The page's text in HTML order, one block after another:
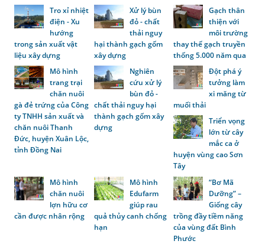
Tro xỉ nhiệt
điện - Xu
hướng
trong sản xuất vật
liệu xây dựng
Xử lý bùn
đỏ - chất
thải nguy
hại thành gạch gốm
xây dựng
Gạch thân
thiện với
môi trường
thay thế gạch truyền
thống 5.000 năm qua
Mô hình
trang trại
chăn nuôi
gà đẻ trứng của Công
ty TNHH sản xuất và
chăn nuôi Thanh
Đức, huyện Xuân Lộc,
tỉnh Đồng Nai
Nghiên
cứu xử lý
bùn đỏ -
chất thải nguy hại
thành gạch gốm xây
dựng
Đột phá ý
tưởng làm
xi măng từ
muối thải
Triển vọng
lớn từ cây
mắc ca ở
huyện vùng cao Sơn
Tây
Mô hình
chăn nuôi
lợn hữu cơ
cần được nhân rộng
Mô hình
Edufarm
giúp rau
quả thủy canh chống
hạn
“Bơ Mã
Dưỡng” –
Giống cây
trồng đầy tiềm năng
của vùng đất Bình
Phước